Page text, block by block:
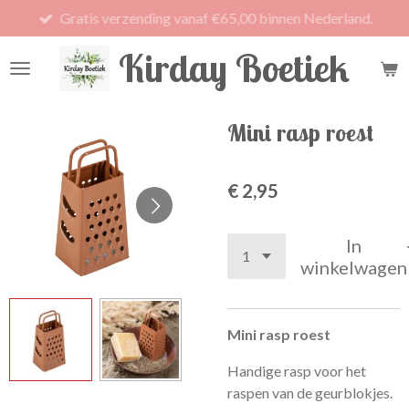
direct
naar
Kirday Boetiek
Gratis verzending vanaf €65,00 binnen Nederland.
Mini rasp roest
€ 2,95
In
winkelwagen
Mini rasp roest
Handige rasp voor het
raspen van de geurblokjes.